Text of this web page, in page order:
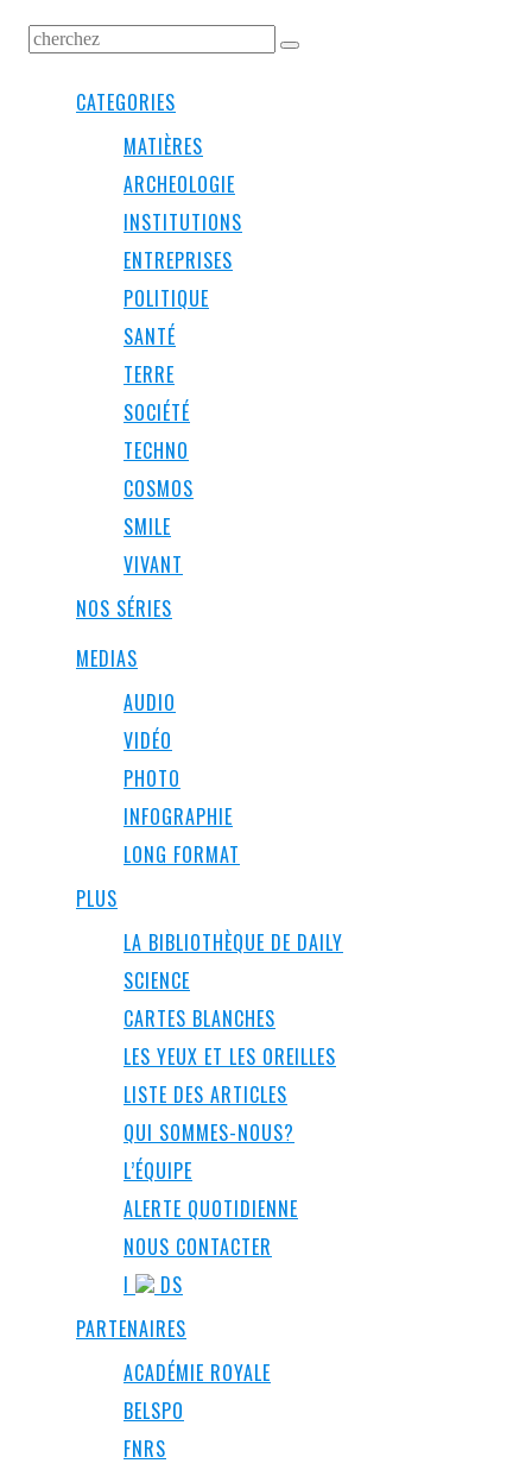
CATEGORIES
MATIÈRES
ARCHEOLOGIE
INSTITUTIONS
ENTREPRISES
POLITIQUE
SANTÉ
TERRE
SOCIÉTÉ
TECHNO
COSMOS
SMILE
VIVANT
NOS SÉRIES
MEDIAS
AUDIO
VIDÉO
PHOTO
INFOGRAPHIE
LONG FORMAT
PLUS
LA BIBLIOTHÈQUE DE DAILY
SCIENCE
CARTES BLANCHES
LES YEUX ET LES OREILLES
LISTE DES ARTICLES
QUI SOMMES-NOUS?
L’ÉQUIPE
ALERTE QUOTIDIENNE
NOUS CONTACTER
I
DS
PARTENAIRES
ACADÉMIE ROYALE
BELSPO
FNRS